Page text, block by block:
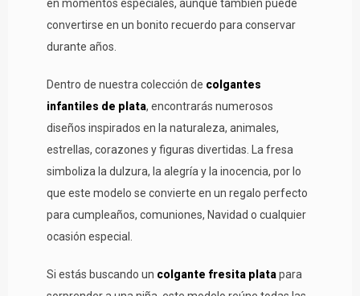
en momentos especiales, aunque también puede
convertirse en un bonito recuerdo para conservar
durante años.
Dentro de nuestra colección de colgantes
infantiles de plata, encontrarás numerosos
diseños inspirados en la naturaleza, animales,
estrellas, corazones y figuras divertidas. La fresa
simboliza la dulzura, la alegría y la inocencia, por lo
que este modelo se convierte en un regalo perfecto
para cumpleaños, comuniones, Navidad o cualquier
ocasión especial.
Si estás buscando un colgante fresita platapara